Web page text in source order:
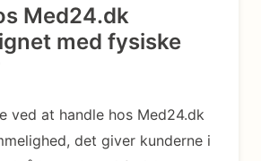
Med24.dk
med fysiske
ved at handle hos Med24.dk
det giver kunderne i